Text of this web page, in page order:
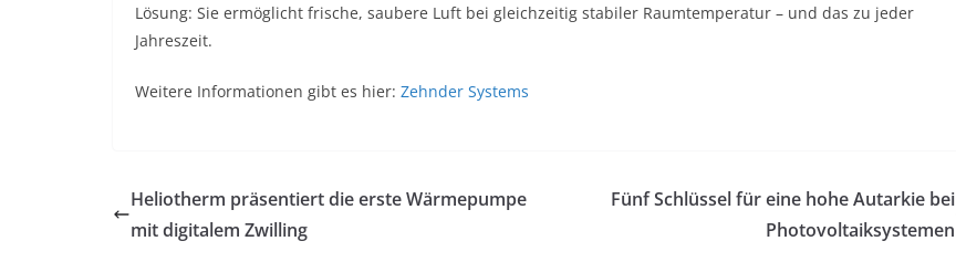
Lösung: Sie ermöglicht frische, saubere Luft bei gleichzeitig stabiler Raumtemperatur – und das zu jeder
Jahreszeit.
Weitere Informationen gibt es hier: Zehnder Systems
Heliotherm präsentiert die erste Wärmepumpe
mit digitalem Zwilling
Fünf Schlüssel für eine hohe Autarkie bei
Photovoltaiksystemen